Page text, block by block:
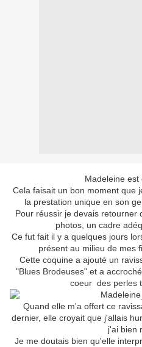
Madeleine est
Cela faisait un bon moment que
la prestation unique en son
Pour réussir je devais retourner
photos, un cadre
Ce fut fait il y a quelques jours
présent au milieu de mes
Cette coquine a ajouté un
"Blues Brodeuses" et a
coeur des perles
Quand elle m'a offert ce
dernier, elle croyait que j'allais
j'ai bien
Je me doutais bien qu'elle